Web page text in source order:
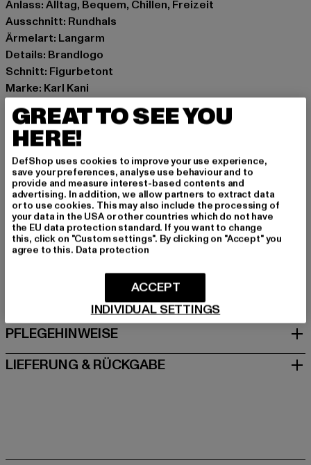
Anlass: Alltag, Bequem, Chillen, Freizeit
Ausschnitt: Rundhals
Ärmelart: Langarm
Details: Brandlogo
Schnitt: Figurbetont
Marke: Karl Kani
Kat.: Long Sleeves
Farbe: grün
Hersteller Farbe: green
Materialzusammensetzung: 95% Baumwolle, 5%
Elasthan
Art.Nr: 6124647-00110
Hersteller: Urban Styles Agency GmbH & Co. KG |
agentur@urbanstylesagency.com
Schanzenstraße 41 | 51063 Köln | DE
GRÖSSE & PASSFORM
PFLEGEHINWEISE
LIEFERUNG & RÜCKGABE
GREAT TO SEE YOU
HERE!
DefShop uses cookies to improve your use experience,
save your preferences, analyse use behaviour and to
provide and measure interest-based contents and
advertising. In addition, we allow partners to extract data
or to use cookies. This may also include the processing of
your data in the USA or other countries which do not have
the EU data protection standard. If you want to change
this, click on "Custom settings". By clicking on "Accept" you
agree to this. Data protection
INDIVIDUAL SETTINGS
ACCEPT